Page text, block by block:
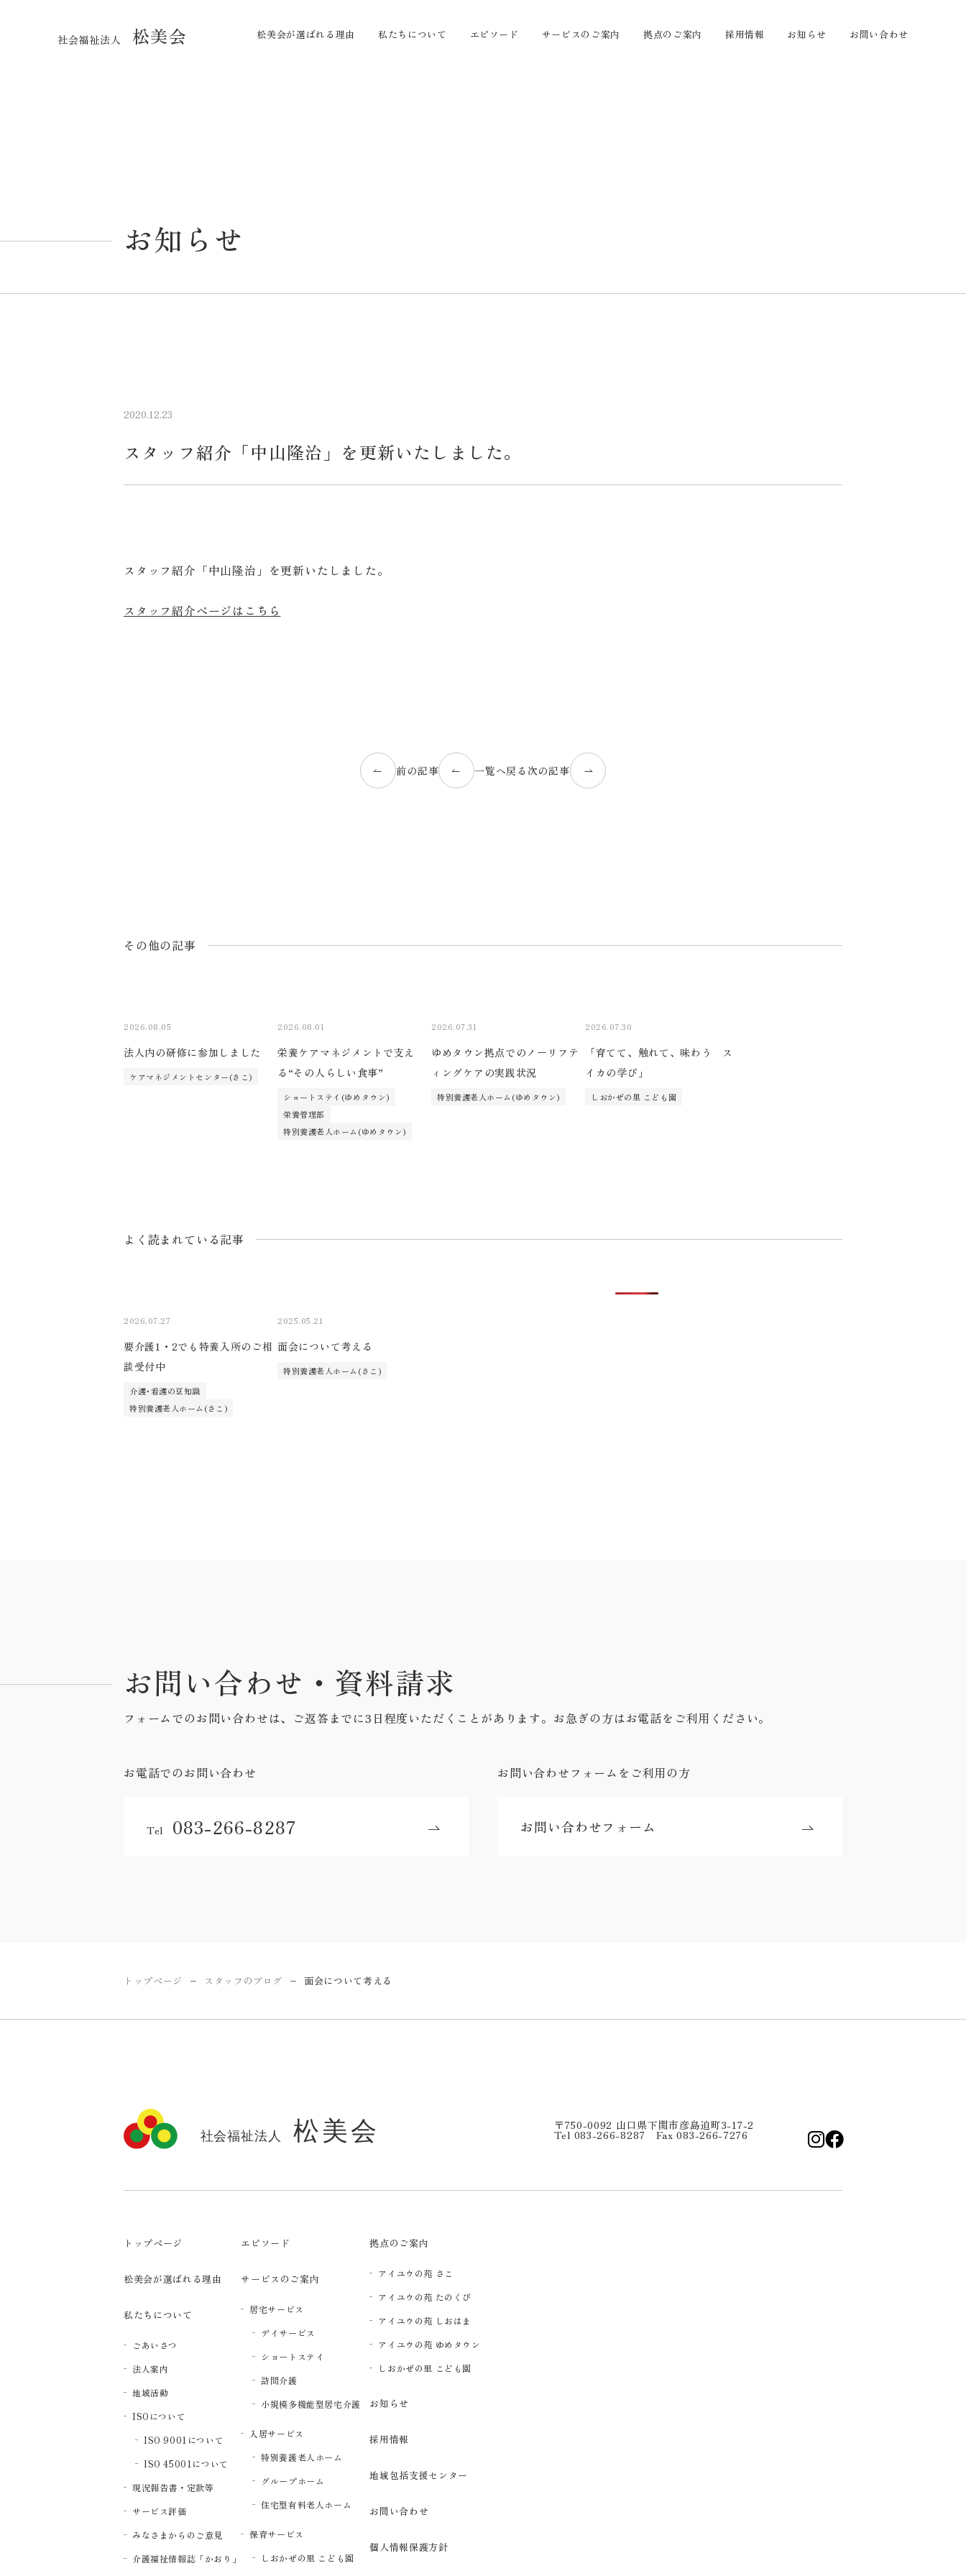
社会福祉法人 松美会 松美会が選ばれる理由 私たちについて エピソード サービスのご案内 拠点のご案内 採用情報 お知らせ お問い合わせ
お知らせ
2020.12.23
スタッフ紹介「中山隆治」を更新いたしました。
スタッフ紹介「中山隆治」を更新いたしました。
スタッフ紹介ページはこちら
前の記事 一覧へ戻る 次の記事
その他の記事
2026.08.05
法人内の研修に参加しました
ケアマネジメントセンター(さこ)
2026.08.01
栄養ケアマネジメントで支え
る“その人らしい食事”
ショートステイ(ゆめタウン)
栄養管理部
特別養護老人ホーム(ゆめタウン)
2026.07.31
ゆめタウン拠点でのノーリフテ
ィングケアの実践状況
特別養護老人ホーム(ゆめタウン)
2026.07.30
「育てて、触れて、味わう ス
イカの学び」
しおかぜの里 こども園
よく読まれている記事
2026.07.27
要介護1・2でも特養入所のご相
談受付中
介護･看護の豆知識
特別養護老人ホーム(さこ)
2025.05.21
面会について考える
特別養護老人ホーム(さこ)
お問い合わせ ・資料請求
フォームでのお問い合わせは、ご返答までに3日程度いただくことがあります。お急ぎの方はお電話をご利用ください。
お電話でのお問い合わせ
Tel 083-266-8287
お問い合わせフォームをご利用の方
お問い合わせフォーム
トップページ ー スタッフのブログ ー 面会について考える
〒750-0092 山口県下関市彦島迫町3-17-2
Tel 083-266-8287 Fax 083-266-7276
トップページ
松美会が選ばれる理由
私たちについて
ごあいさつ
法人案内
地域活動
ISOについて
ISO 9001について
ISO 45001について
現況報告書・定款等
サービス評価
みなさまからのご意見
介護福祉情報誌「かおり」
エピソード
サービスのご案内
居宅サービス
デイサービス
ショートステイ
訪問介護
小規模多機能型居宅介護
入居サービス
特別養護老人ホーム
グループホーム
住宅型有料老人ホーム
保育サービス
しおかぜの里 こども園
拠点のご案内
アイユウの苑 さこ
アイユウの苑 たのくび
アイユウの苑 しおはま
アイユウの苑 ゆめタウン
しおかぜの里 こども園
お知らせ
採用情報
地域包括支援センター
お問い合わせ
個人情報保護方針